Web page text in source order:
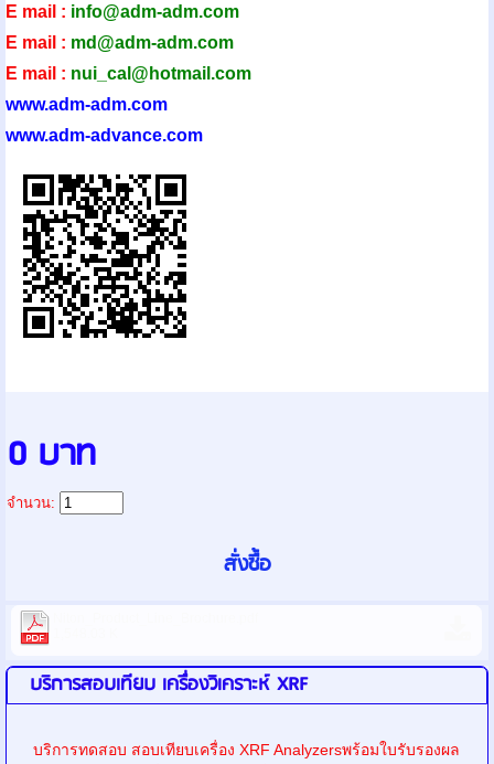
E mail : info@adm-adm.com
E mail : md@adm-adm.com
E mail : nui_cal@hotmail.com
www.adm-adm.com
www.adm-advance.com
0 บาท
จำนวน:
บริการสอบเทียบ เครื่องวิเคราะห์ XRF
บริการทดสอบ สอบเทียบเครื่อง XRF Analyzersพร้อมใบรับรองผล